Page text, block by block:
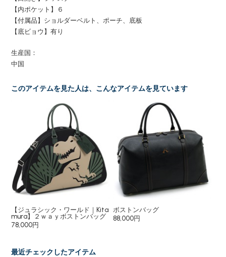
【内ポケット】６
【付属品】ショルダーベルト、ポーチ、底板
【底ビョウ】有り
生産国：
中国
このアイテムを見た人は、こんなアイテムを見ています
【ジュラシック・ワールド｜Kita
mura】２ｗａｙボストンバッグ
78,000円
ボストンバッグ
88,000円
最近チェックしたアイテム